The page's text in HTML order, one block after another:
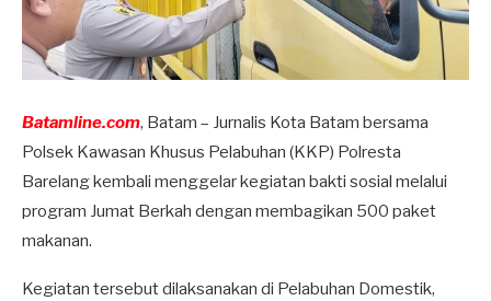
Batamline.com, Batam – Jurnalis Kota Batam bersama
Polsek Kawasan Khusus Pelabuhan (KKP) Polresta
Barelang kembali menggelar kegiatan bakti sosial melalui
program Jumat Berkah dengan membagikan 500 paket
makanan.
Kegiatan tersebut dilaksanakan di Pelabuhan Domestik,